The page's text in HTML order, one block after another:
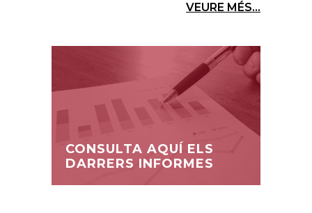
VEURE MÉS...
CONSULTA AQUÍ ELS
DARRERS INFORMES